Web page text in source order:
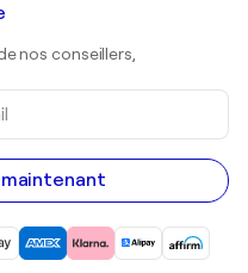
nos conseillers,